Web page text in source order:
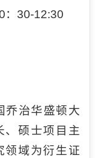
：30-12:30
乔治华盛顿大
、硕士项目主
领域为衍生证